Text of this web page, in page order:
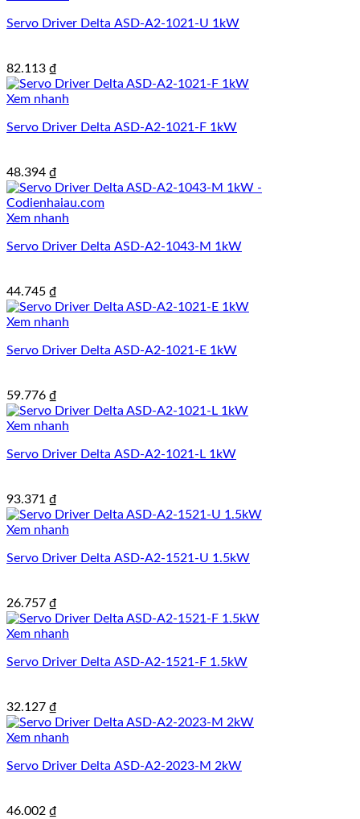
Servo Driver Delta ASD-A2-1021-U 1kW
82.113 ₫
Xem nhanh
Servo Driver Delta ASD-A2-1021-F 1kW
48.394 ₫
Xem nhanh
Servo Driver Delta ASD-A2-1043-M 1kW
44.745 ₫
Xem nhanh
Servo Driver Delta ASD-A2-1021-E 1kW
59.776 ₫
Xem nhanh
Servo Driver Delta ASD-A2-1021-L 1kW
93.371 ₫
Xem nhanh
Servo Driver Delta ASD-A2-1521-U 1.5kW
26.757 ₫
Xem nhanh
Servo Driver Delta ASD-A2-1521-F 1.5kW
32.127 ₫
Xem nhanh
Servo Driver Delta ASD-A2-2023-M 2kW
46.002 ₫